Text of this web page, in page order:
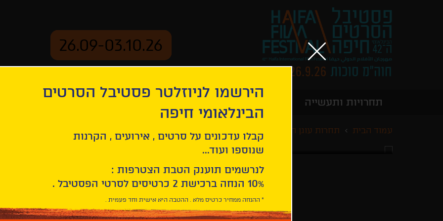
26.09-03.10.26
תחרויות ותעשייה
עמוד הבית תחרות עוגן הזהב זכרונות של הרוח
הירשמו לניוזלטר פסטיבל הסרטים
הבינלאומי חיפה
קבלו עדכונים על סרטים , אירועים , הקרנות
שנוספו ועוד...
לנרשמים תוענק הטבת הצטרפות :
10% הנחה ברכישת 2 כרטיסים לסרטי הפסטיבל .
* ההנחה ממחיר כרטיס מלא . ההטבה היא אישית וחד פעמית .